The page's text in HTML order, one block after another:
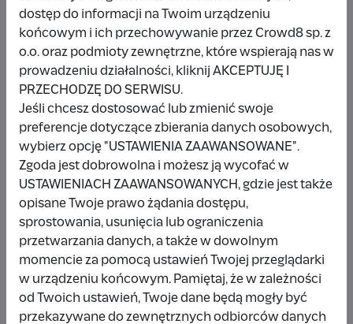
Inna kwota
Udostępnij
Wpłacający/a
Wpłata anonimowa
30 zł rok temu
dostęp do informacji na Twoim urządzeniu
końcowym i ich przechowywanie przez Crowd8 sp. z
o.o. oraz podmioty zewnętrzne, które wspierają nas w
prowadzeniu działalności, kliknij AKCEPTUJĘ I
PRZECHODZĘ DO SERWISU.
Jeśli chcesz dostosować lub zmienić swoje
preferencje dotyczące zbierania danych osobowych,
wybierz opcję "USTAWIENIA ZAAWANSOWANE".
Zgoda jest dobrowolna i możesz ją wycofać w
USTAWIENIACH ZAAWANSOWANYCH, gdzie jest także
opisane Twoje prawo żądania dostępu,
sprostowania, usunięcia lub ograniczenia
przetwarzania danych, a także w dowolnym
momencie za pomocą ustawień Twojej przeglądarki
w urządzeniu końcowym. Pamiętaj, że w zależności
od Twoich ustawień, Twoje dane będą mogły być
przekazywane do zewnętrznych odbiorców danych